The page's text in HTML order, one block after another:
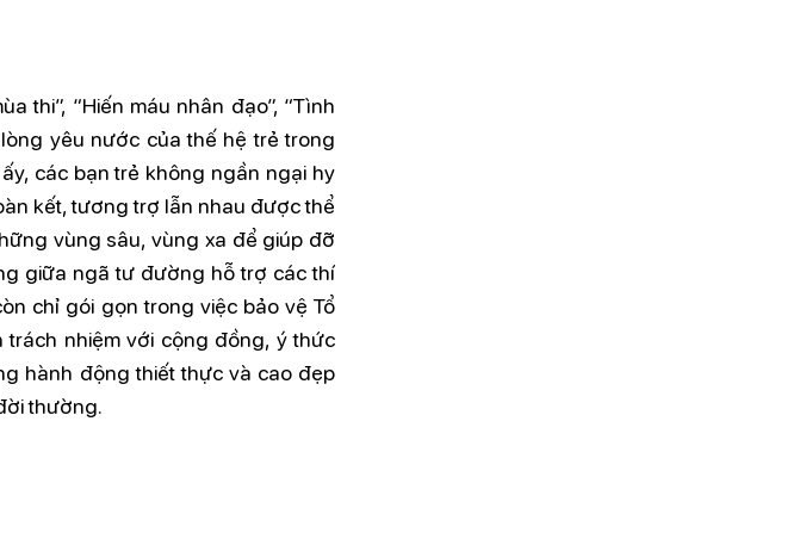
thi”, “Hiến máu nhân đạo”, “Tình
yêu nước của thế hệ trẻ trong
các bạn trẻ không ngần ngại hy
kết, tương trợ lẫn nhau được thể
vùng sâu, vùng xa để giúp đỡ
giữa ngã tư đường hỗ trợ các thí
chỉ gói gọn trong việc bảo vệ Tổ
nhiệm với cộng đồng, ý thức
hành động thiết thực và cao đẹp
thường.